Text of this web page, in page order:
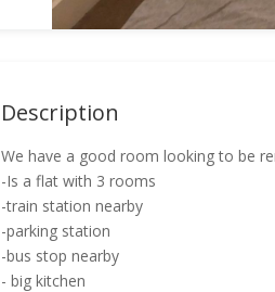
Description
We have a good room looking to be
-Is a flat with 3 rooms
-train station nearby
-parking station
-bus stop nearby
- big kitchen